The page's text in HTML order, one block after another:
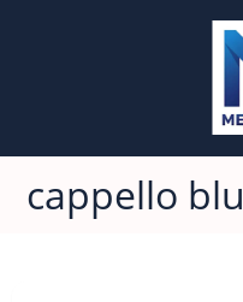
cappello blu